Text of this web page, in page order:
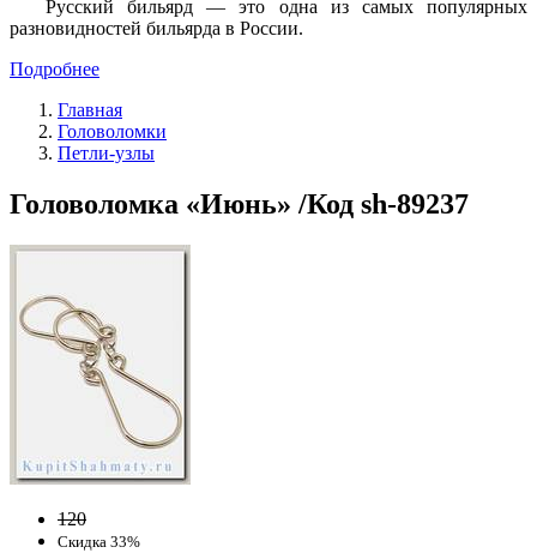
Русский бильярд — это одна из самых популярных
разновидностей бильярда в России.
Подробнее
Главная
Головоломки
Петли-узлы
Головоломка «Июнь» /Код sh-89237
120
Скидка 33%